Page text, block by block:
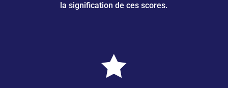
la signification de ces scores.
